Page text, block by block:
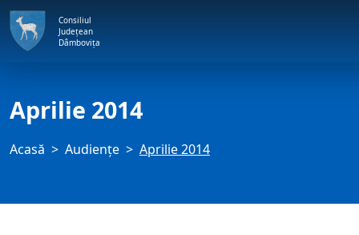
Consiliul
Județean
Dâmbovița
Aprilie 2014
Acasă Audienţe Aprilie 2014